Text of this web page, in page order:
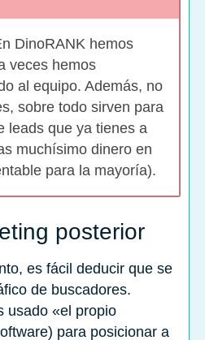
DinoRANK hemos
veces hemos
al equipo. Además, no
sobre todo sirven para
leads que ya tienes a
muchísimo dinero en
para la mayoría).
posterior
es fácil deducir que se
de buscadores.
usado «el propio
para posicionar a